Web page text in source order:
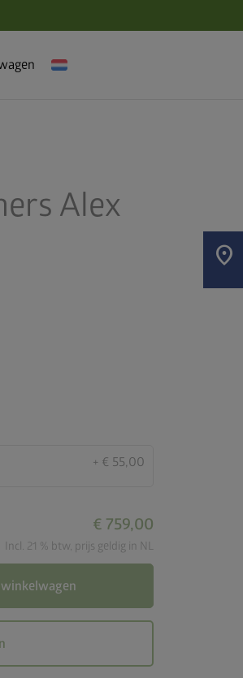
Alex
+ € 55,00
€ 759,00
Incl. 21 % btw, prijs geldig in NL
location_on